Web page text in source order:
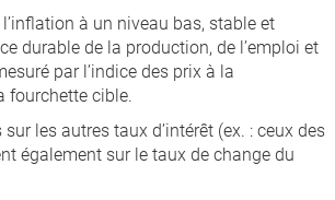
à un niveau bas, stable et
durable de la production, de l’emploi et
par l’indice des prix à la
fourchette cible.
les autres taux d’intérêt (ex. : ceux des
également sur le taux de change du